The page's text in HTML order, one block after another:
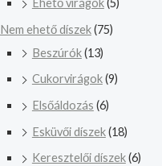
Ehető virágok(5)
Nem ehető díszek(75)
Beszúrók(13)
Cukorvirágok(9)
Elsőáldozás (6)
Esküvői díszek(18)
Keresztelői díszek(6)